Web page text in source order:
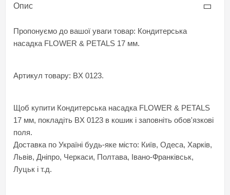
Опис
Пропонуємо до вашої уваги товар: Кондитерська
насадка FLOWER & PETALS 17 мм.
Артикул товару: BX 0123.
Щоб купити Кондитерська насадка FLOWER & PETALS
17 мм, покладіть BX 0123 в кошик і заповніть обов'язкові
поля.
Доставка по Україні будь-яке місто: Київ, Одеса, Харків,
Львів, Дніпро, Черкаси, Полтава, Івано-Франківськ,
Луцьк і т.д.